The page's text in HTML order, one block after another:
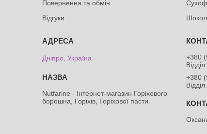
Повернення та обмін
Відгуки
Дніпро, Україна
Nutfarine - Інтернет-магазин Горіхового
борошна, Горіхів, Горіхової пасти
+380
+380